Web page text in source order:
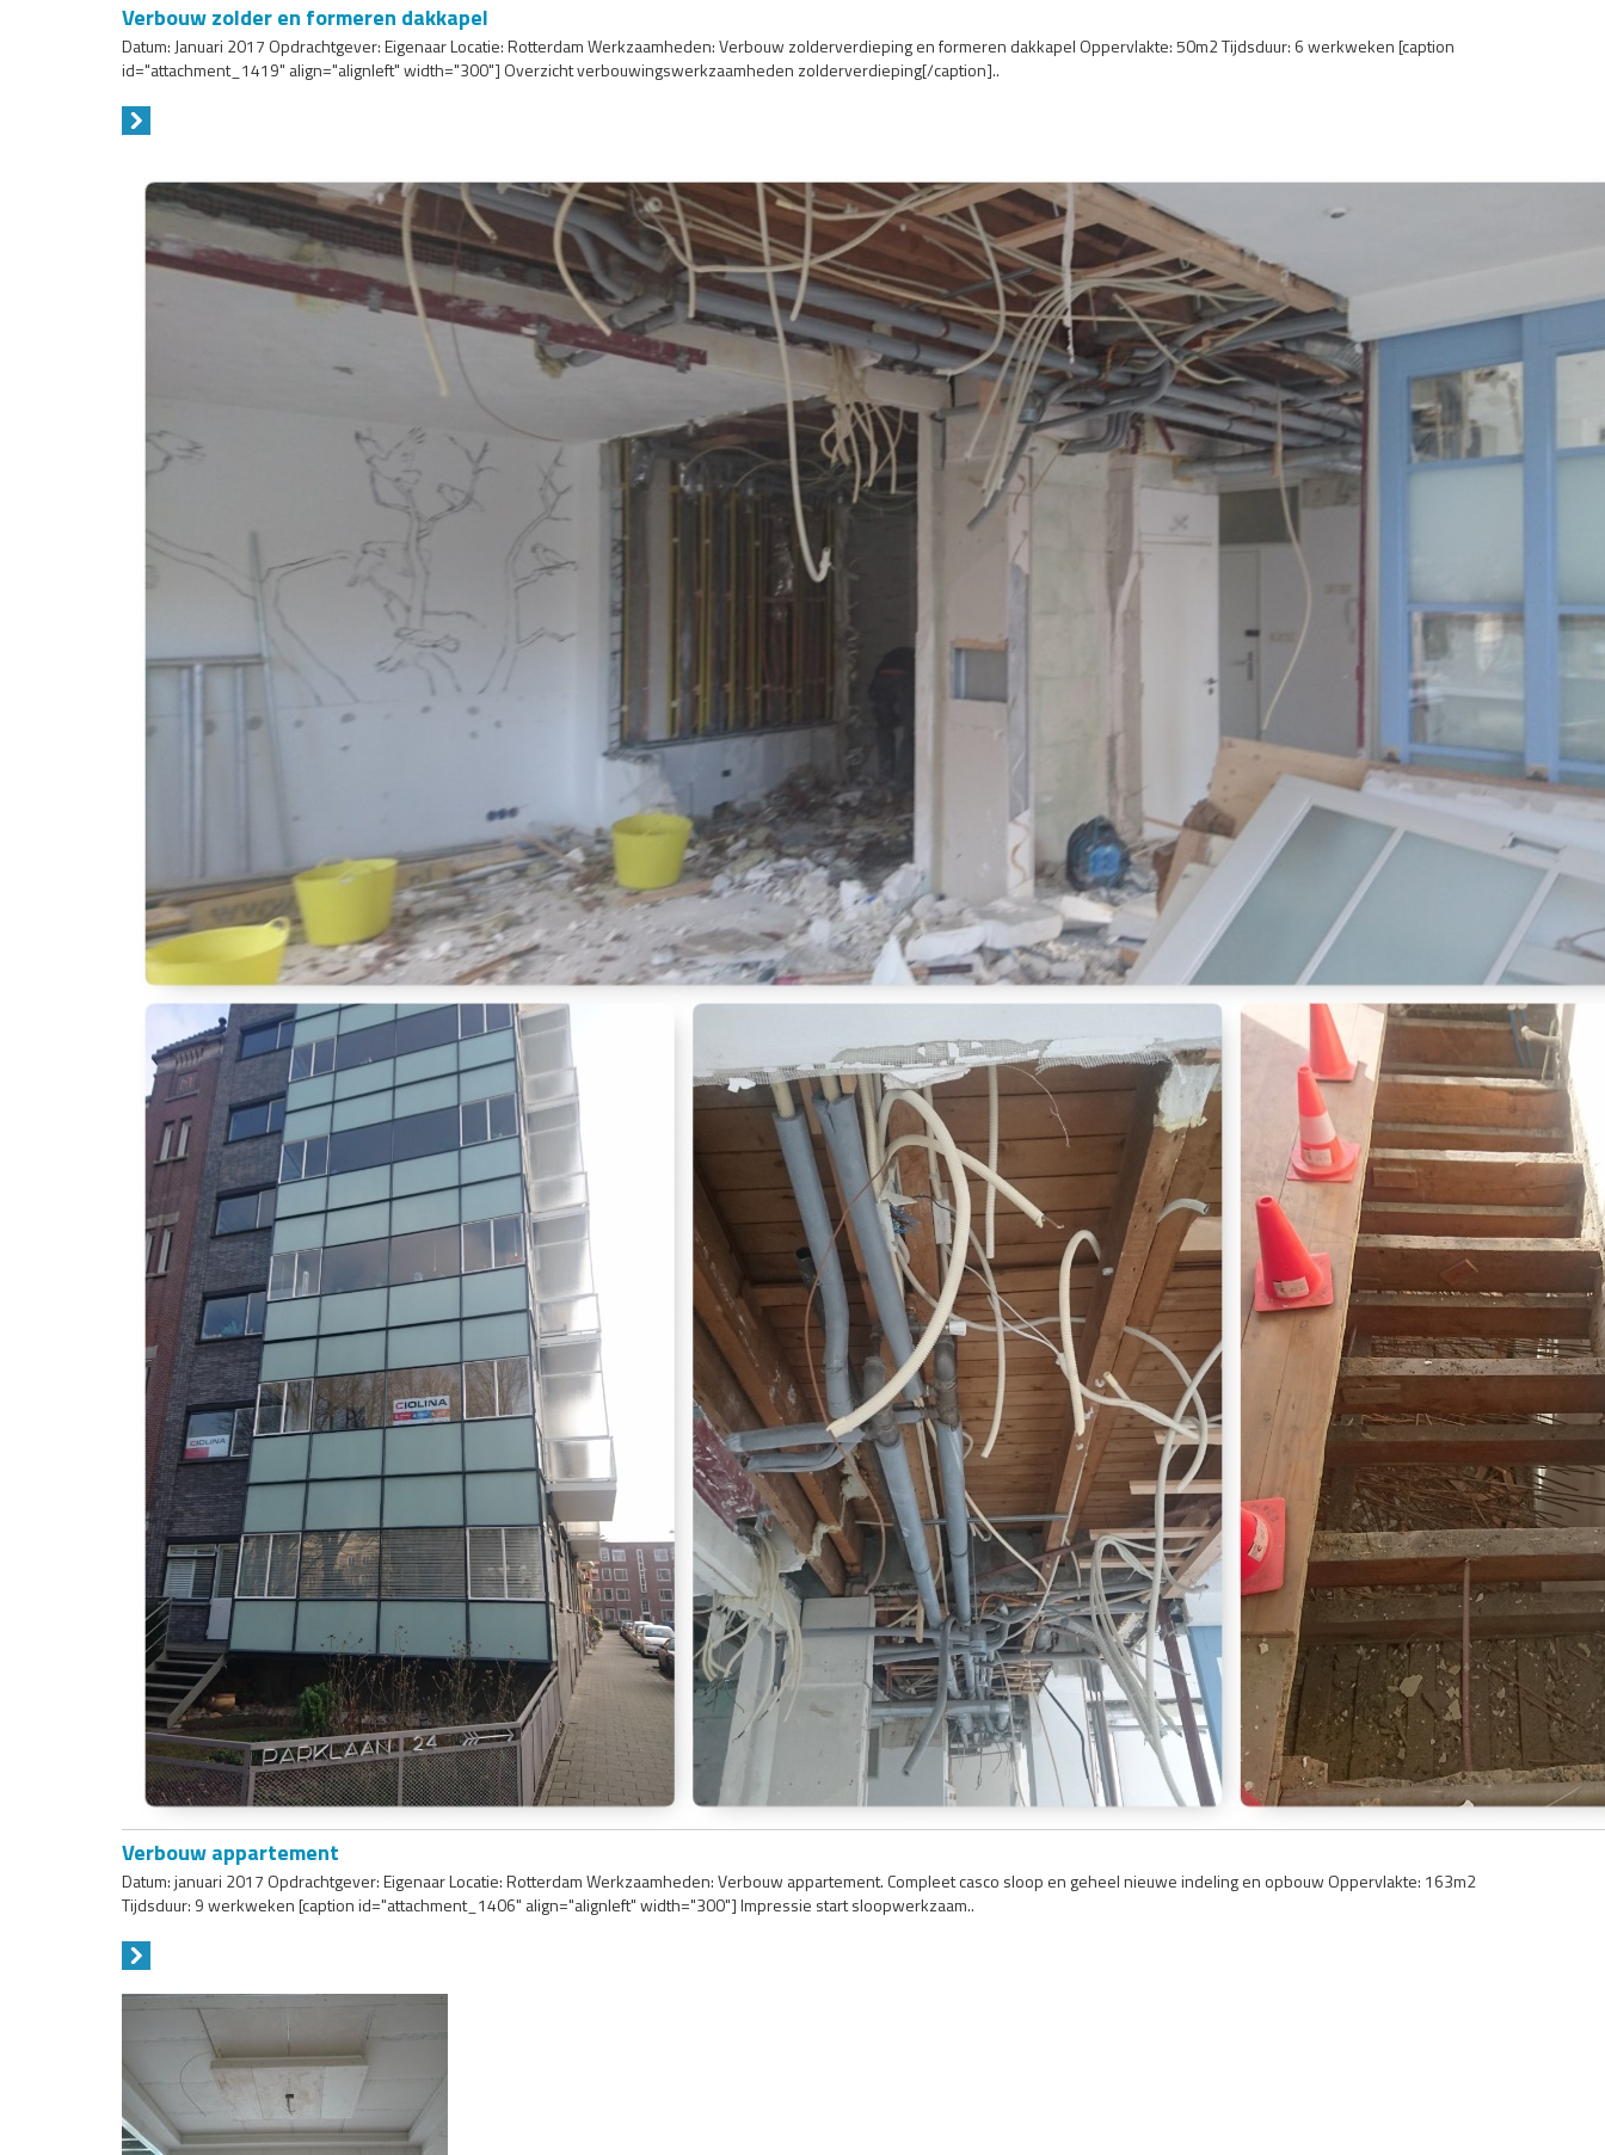
Verbouw zolder en formeren dakkapel
Datum: Januari 2017 Opdrachtgever: Eigenaar Locatie: Rotterdam Werkzaamheden: Verbouw zolderverdieping en formeren dakkapel Oppervlakte: 50m2 Tijdsduur: 6 werkweken [caption
id="attachment_1419" align="alignleft" width="300"] Overzicht verbouwingswerkzaamheden zolderverdieping[/caption]..
Verbouw appartement
Datum: januari 2017 Opdrachtgever: Eigenaar Locatie: Rotterdam Werkzaamheden: Verbouw appartement. Compleet casco sloop en geheel nieuwe indeling en opbouw Oppervlakte: 163m2
Tijdsduur: 9 werkweken [caption id="attachment_1406" align="alignleft" width="300"] Impressie start sloopwerkzaam..